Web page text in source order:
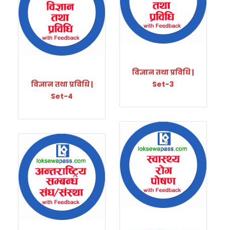
विज्ञान तथा प्रविधि |
Set-3
विज्ञान तथा प्रविधि |
Set-4